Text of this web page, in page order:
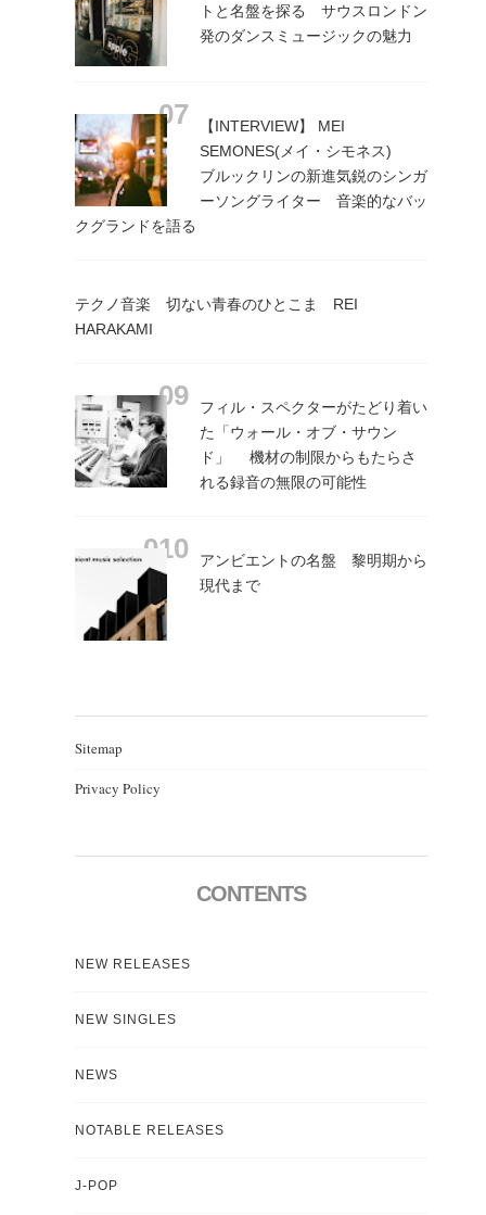
トと名盤を探る サウスロンドン
発のダンスミュージックの魅力
【INTERVIEW】 MEI
SEMONES(メイ・シモネス)
ブルックリンの新進気鋭のシンガ
ーソングライター 音楽的なバッ
クグランドを語る
テクノ音楽 切ない青春のひとこま REI
HARAKAMI
フィル・スペクターがたどり着い
た「ウォール・オブ・サウン
ド」 機材の制限からもたらさ
れる録音の無限の可能性
アンビエントの名盤 黎明期から
現代まで
Sitemap
Privacy Policy
CONTENTS
NEW RELEASES
NEW SINGLES
NEWS
NOTABLE RELEASES
J-POP